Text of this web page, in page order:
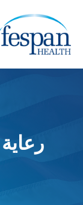
المحتوى